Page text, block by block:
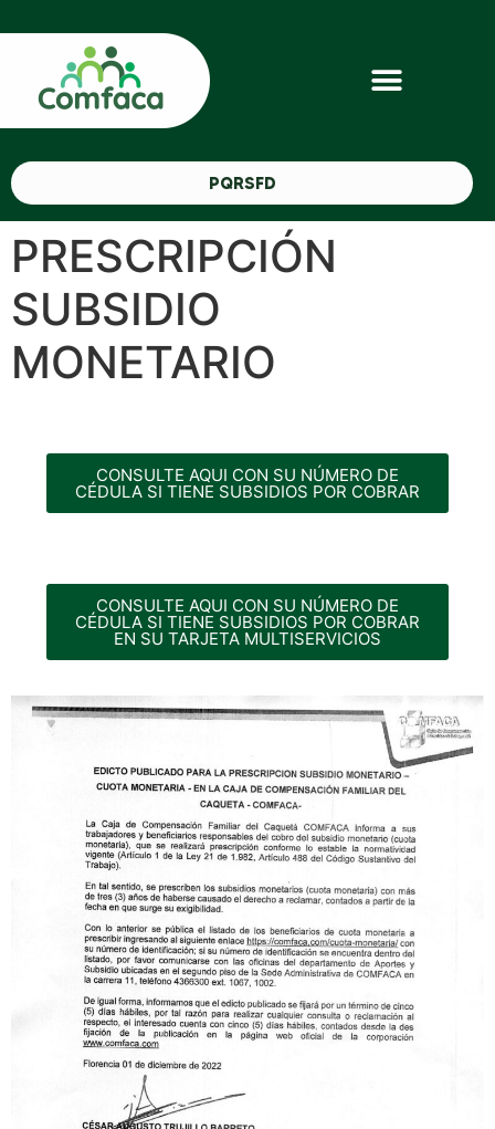
PQRSFD
PRESCRIPCIÓN
SUBSIDIO
MONETARIO
CONSULTE AQUI CON SU NÚMERO DE
CÉDULA SI TIENE SUBSIDIOS POR COBRAR
CONSULTE AQUI CON SU NÚMERO DE
CÉDULA SI TIENE SUBSIDIOS POR COBRAR
EN SU TARJETA MULTISERVICIOS